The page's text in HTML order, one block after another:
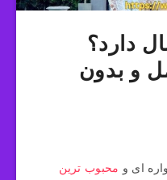
دارد؟
و بدون
ای و محبوب ترین